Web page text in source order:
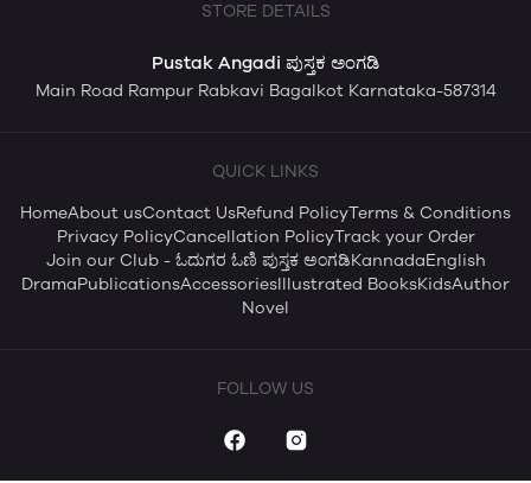
STORE DETAILS
Pustak Angadi ಪುಸ್ತಕ ಅಂಗಡಿ
Main Road Rampur Rabkavi Bagalkot Karnataka-587314
QUICK LINKS
HomeAbout usContact UsRefund PolicyTerms & Conditions
Privacy PolicyCancellation PolicyTrack your Order
Join our Club - ಓದುಗರ ಓಣಿ ಪುಸ್ತಕ ಅಂಗಡಿKannadaEnglish
DramaPublicationsAccessoriesIllustrated BooksKidsAuthor
Novel
FOLLOW US